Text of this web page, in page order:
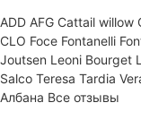
ADD AFG Cattail willow
CLO Foce Fontanelli
Joutsen Leoni Bourget
Salco Teresa Tardia
Албана Все отзывы